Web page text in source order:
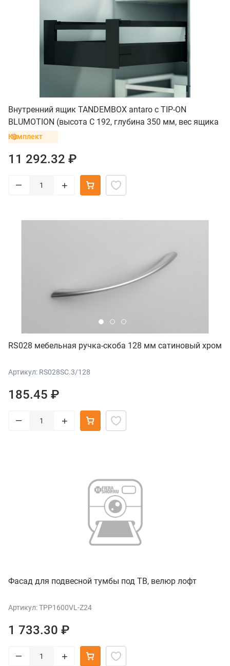
Внутренний ящик TANDEMBOX antaro с TIP-ON
BLUMOTION (высота С 192, глубина 350 мм, вес ящика
до 20 кг), черный
Комплект
11 292.32 ₽
– +
RS028 мебельная ручка-скоба 128 мм сатиновый хром
Артикул: RS028SC.3/128
185.45 ₽
– +
Фасад для подвесной тумбы под ТВ, велюр лофт
Артикул: TPP1600VL-Z24
1 733.30 ₽
– +